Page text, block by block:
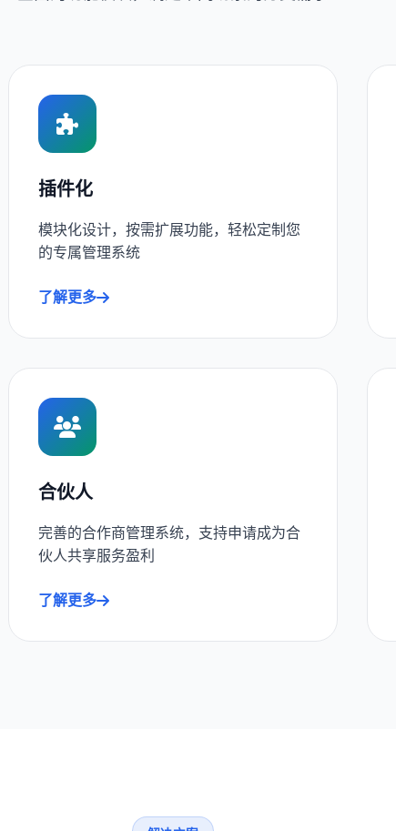
插件化
模块化设计，按需扩展功能，轻松定制您
的专属管理系统
了解更多
合伙人
完善的合作商管理系统，支持申请成为合
伙人共享服务盈利
了解更多